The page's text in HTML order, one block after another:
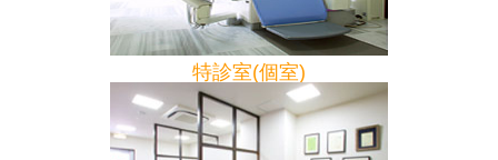
特診室(個室)